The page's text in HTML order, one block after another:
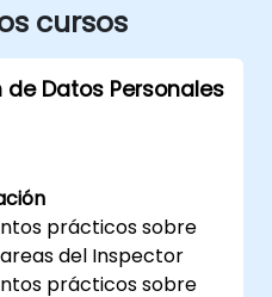
cursos
Datos Personales
prácticos sobre
del Inspector
prácticos sobre